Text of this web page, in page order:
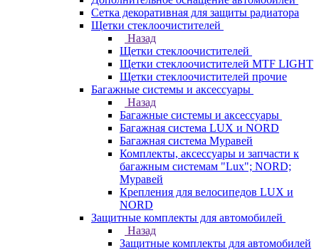
Сетка декоративная для защиты радиатора
Щетки стеклоочистителей
Назад
Щетки стеклоочистителей
Щетки стеклоочистителей MTF LIGHT
Щетки стеклоочистителей прочие
Багажные системы и аксессуары
Назад
Багажные системы и аксессуары
Багажная система LUX и NORD
Багажная система Муравей
Комплекты, аксессуары и запчасти к
багажным системам "Lux"; NORD;
Муравей
Крепления для велосипедов LUX и
NORD
Защитные комплекты для автомобилей
Назад
Защитные комплекты для автомобилей